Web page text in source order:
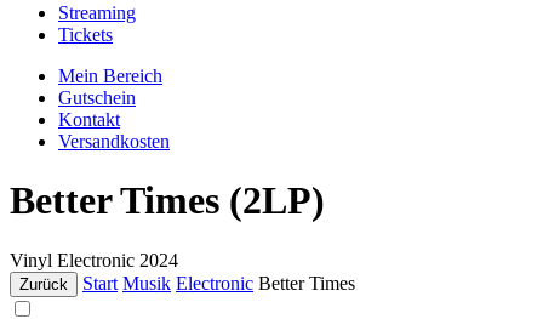
Streaming
Tickets
Mein Bereich
Gutschein
Kontakt
Versandkosten
Better Times (2LP)
Vinyl Electronic 2024
Zurück Start Musik Electronic Better Times